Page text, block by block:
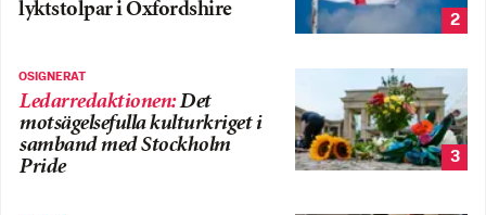
lyktstolpar i Oxfordshire
2
OSIGNERAT
Ledarredaktionen:Det
motsägelsefulla kulturkriget i
samband med Stockholm
Pride
3